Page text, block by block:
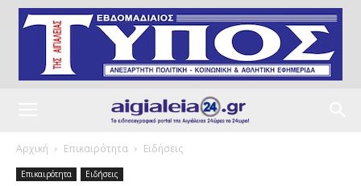
Αρχική Επικαιρότητα Ειδήσεις
Επικαιρότητα Ειδήσεις